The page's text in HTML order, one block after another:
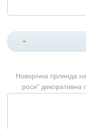
-
Новорічна гірлянда
роси" декоративна